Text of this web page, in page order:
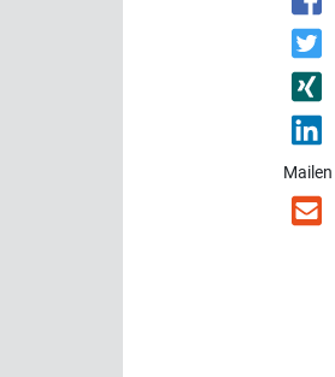
Mailen